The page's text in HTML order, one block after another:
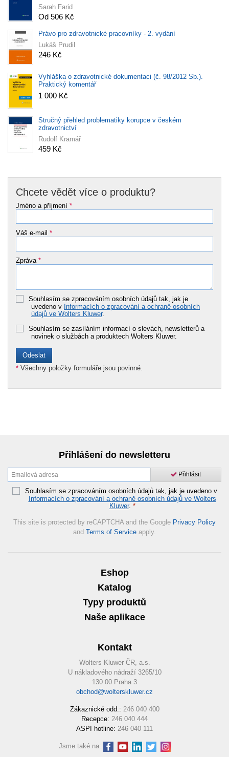
Sarah Farid
Od 506 Kč
Právo pro zdravotnické pracovníky - 2. vydání
Lukáš Prudil
246 Kč
Vyhláška o zdravotnické dokumentaci (č. 98/2012 Sb.).
Praktický komentář
1 000 Kč
Stručný přehled problematiky korupce v českém
zdravotnictví
Rudolf Kramář
459 Kč
Chcete vědět více o produktu?
Jméno a příjmení *
Váš e-mail *
Zpráva *
Souhlasím se zpracováním osobních údajů tak, jak je
uvedeno v Informacích o zpracování a ochraně osobních
údajů ve Wolters Kluwer.
Souhlasím se zasíláním informací o slevách, newsletterů a
novinek o službách a produktech Wolters Kluwer.
* Všechny položky formuláře jsou povinné.
Přihlášení do newsletteru
Přihlásit
Souhlasím se zpracováním osobních údajů tak, jak je uvedeno v
Informacích o zpracování a ochraně osobních údajů ve Wolters
Kluwer. *
This site is protected by reCAPTCHA and the Google Privacy Policy
and Terms of Service apply.
Eshop
Katalog
Typy produktů
Naše aplikace
Kontakt
Wolters Kluwer ČR, a.s.
U nákladového nádraží 3265/10
130 00 Praha 3
obchod@wolterskluwer.cz
Zákaznické odd.: 246 040 400
Recepce: 246 040 444
ASPI hotline: 246 040 111
Jsme také na: